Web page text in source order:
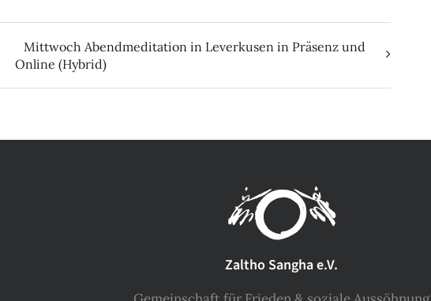
Mittwoch Abendmeditation in Leverkusen in Präsenz und
Online (Hybrid)
Zaltho Sangha e.V.